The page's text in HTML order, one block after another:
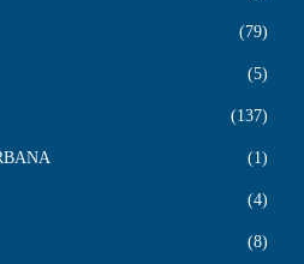
79
5
137
1
4
8